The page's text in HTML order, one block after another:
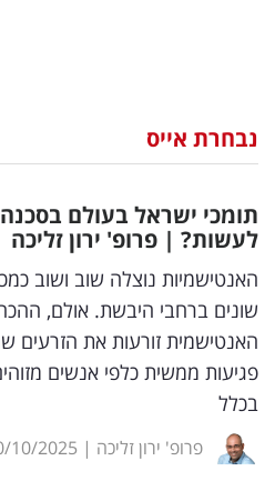
וצרכנות
דיגיטל
וטק
שיווק
ופרסום
משפט
מדדים
נבחרת אייס
תומכי ישראל בעולם
לעשות? | פרופ' ירון זליכה
האנטישמיות נוצלה שוב ושוב
שונים ברחבי היבשת. אולם,
האנטישמית זורעות את הזרעים
פגיעות ממשית כלפי אנשים
בכלל
פרופ' ירון זליכה |
10/2025